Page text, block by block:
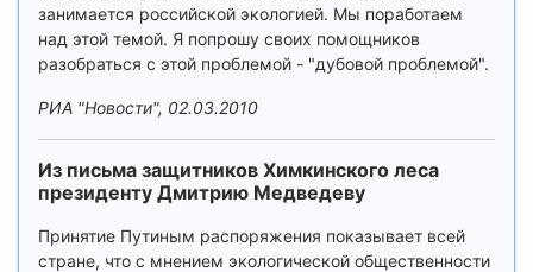
занимается российской экологией. Мы поработаем
над этой темой. Я попрошу своих помощников
разобраться с этой проблемой - "дубовой проблемой".
РИА "Новости", 02.03.2010
Из письма защитников Химкинского леса
президенту Дмитрию Медведеву
Принятие Путиным распоряжения показывает всей
стране, что с мнением экологической общественности